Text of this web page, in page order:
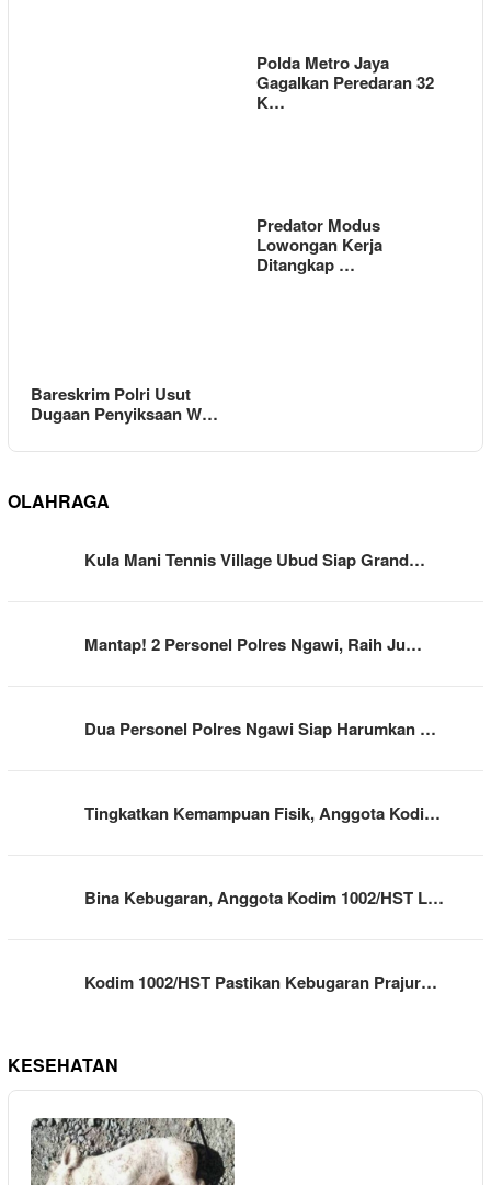
Polda Metro Jaya
Gagalkan Peredaran 32
K…
Bareskrim Polri Usut
Dugaan Penyiksaan W…
Predator Modus
Lowongan Kerja
Ditangkap …
OLAHRAGA
Kula Mani Tennis Village Ubud Siap Grand…
Mantap! 2 Personel Polres Ngawi, Raih Ju…
Dua Personel Polres Ngawi Siap Harumkan …
Tingkatkan Kemampuan Fisik, Anggota Kodi…
Bina Kebugaran, Anggota Kodim 1002/HST L…
Kodim 1002/HST Pastikan Kebugaran Prajur…
KESEHATAN